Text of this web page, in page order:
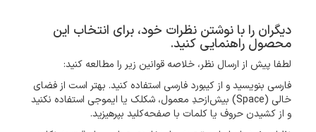
دیگران را با نوشتن نظرات خود، برای انتخاب این
محصول راهنمایی کنید.
لطفا پیش از ارسال نظر، خلاصه قوانین زیر را مطالعه کنید:
فارسی بنویسید و از کیبورد فارسی استفاده کنید. بهتر است از فضای
خالی (Space) بیش‌از‌حدِ معمول، شکلک یا ایموجی استفاده نکنید
و از کشیدن حروف یا کلمات با صفحه‌کلید بپرهیزید.